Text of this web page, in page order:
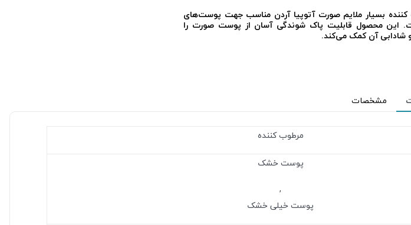
بسیار ملایم صورت آتوپیا آردن مناسب جهت پوست‌های
محصول قابلیت پاک شوندگی آسان از پوست صورت را
شادابی آن کمک می‌کند.
مشخصات
مرطوب کننده
پوست خشک
,
پوست خیلی خشک